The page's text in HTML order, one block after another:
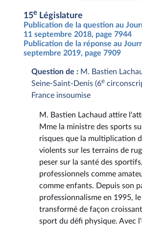
15e Législature
Publication de la question au
11 septembre 2018, page 7944
Publication de la réponse au
septembre 2019, page 7909
Question de : M. Bastien
Seine-Saint-Denis (6e
France insoumise
M. Bastien Lachaud attire
Mme la ministre des sports
risques que la multiplication
violents sur les terrains de
peser sur la santé des sportifs,
professionnels comme
comme enfants. Depuis son
professionnalisme en 1995,
transformé de façon
sport du défi physique. Avec